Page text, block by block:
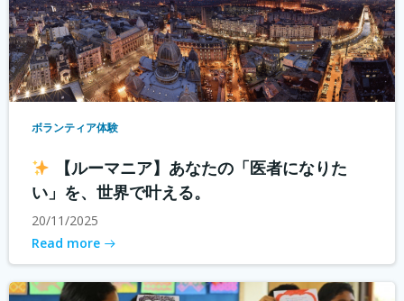
ボランティア体験
【ルーマニア】あなたの「医者になりた
い」を、世界で叶える。
20/11/2025
Read more